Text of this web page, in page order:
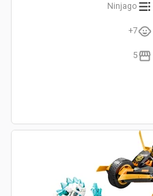
Ninjago
7+
5